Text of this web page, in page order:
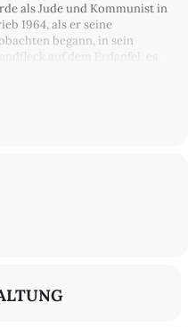
als Jude und Kommunist in
1964, als er seine
begann, in sein
auf dem Erdapfel, es
Das Judentum war in
Welche Rolle spielten
Altona“ von Til Biermann